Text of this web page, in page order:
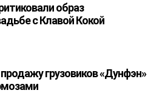
образ
с Клавой Кокой
грузовиков «Дунфэн»